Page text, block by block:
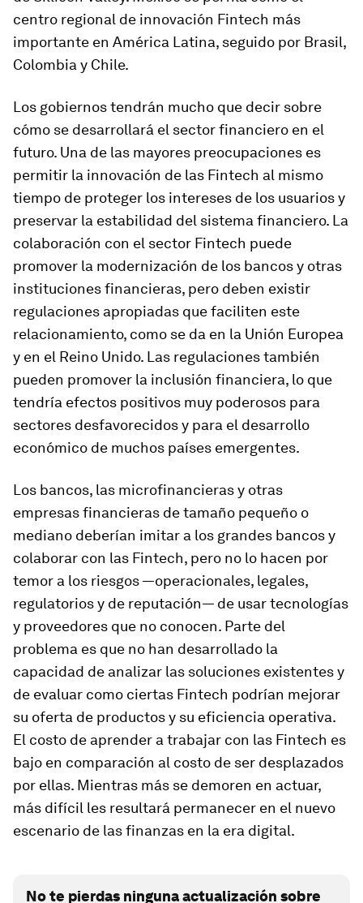
centro regional de innovación Fintech más
importante en América Latina, seguido por Brasil,
Colombia y Chile.
Los gobiernos tendrán mucho que decir sobre
cómo se desarrollará el sector financiero en el
futuro. Una de las mayores preocupaciones es
permitir la innovación de las Fintech al mismo
tiempo de proteger los intereses de los usuarios y
preservar la estabilidad del sistema financiero. La
colaboración con el sector Fintech puede
promover la modernización de los bancos y otras
instituciones financieras, pero deben existir
regulaciones apropiadas que faciliten este
relacionamiento, como se da en la Unión Europea
y en el Reino Unido. Las regulaciones también
pueden promover la inclusión financiera, lo que
tendría efectos positivos muy poderosos para
sectores desfavorecidos y para el desarrollo
económico de muchos países emergentes.
Los bancos, las microfinancieras y otras
empresas financieras de tamaño pequeño o
mediano deberían imitar a los grandes bancos y
colaborar con las Fintech, pero no lo hacen por
temor a los riesgos —operacionales, legales,
regulatorios y de reputación— de usar tecnologías
y proveedores que no conocen. Parte del
problema es que no han desarrollado la
capacidad de analizar las soluciones existentes y
de evaluar como ciertas Fintech podrían mejorar
su oferta de productos y su eficiencia operativa.
El costo de aprender a trabajar con las Fintech es
bajo en comparación al costo de ser desplazados
por ellas. Mientras más se demoren en actuar,
más difícil les resultará permanecer en el nuevo
escenario de las finanzas en la era digital.
No te pierdas ninguna actualización sobre